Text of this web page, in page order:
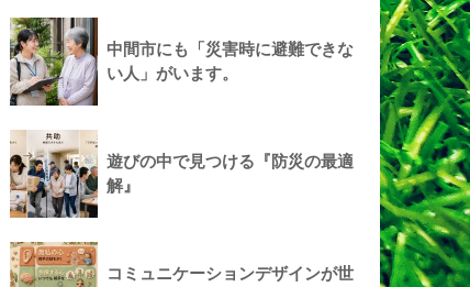
中間市にも「災害時に避難できな
い人」がいます。
遊びの中で見つける『防災の最適
解』
コミュニケーションデザインが世